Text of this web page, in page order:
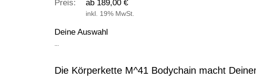
Preis:
ab 189,00 €
inkl. 19% MwSt.
Deine Auswahl
Die Körperkette M^41 Bodychain macht